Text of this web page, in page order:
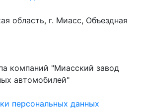
область, г. Миасс, Объездная
компаний "Миасский завод
автомобилей"
персональных данных